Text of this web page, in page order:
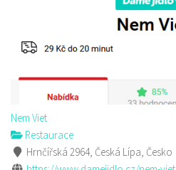
Nem Viet
Restaurace
Hrnčířská 2964, Česká Lípa, Česko